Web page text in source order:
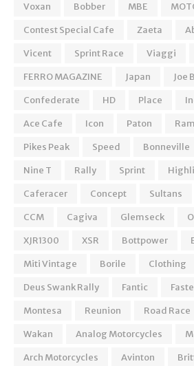
Voxan
Bobber MBE
Contest Special Cafe
Zaeta
Vicent
Sprint Race Viaggi
FERRO MAGAZINE
Japan
Joe
Confederate
HD Place
Ace Cafe
Icon Paton
Pikes Peak
Speed Bonneville
Nine T
Rally Sprint
Caferacer
Concept Sultans
CCM
Cagiva Glemseck
XJR1300
XSR Bottpower
Miti Vintage
Borile Clothing
Deus Swank Rally
Fantic
Montesa
Reunion Road Race
Wakan
Analog Motorcycles
Arch Motorcycles
Avinton